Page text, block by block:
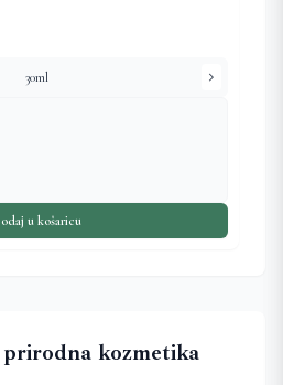
30ml chevron_right
u košaricu
kozmetika